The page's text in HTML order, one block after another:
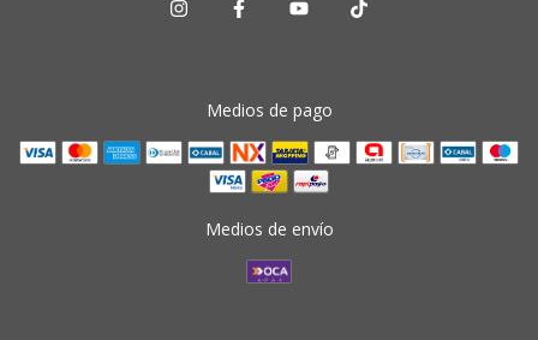
Medios de pago
Medios de envío